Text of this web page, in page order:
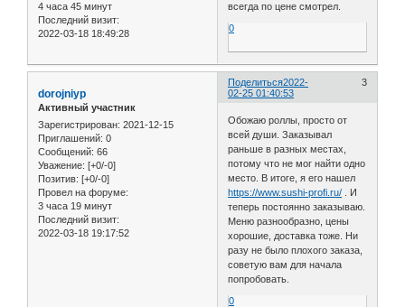
4 часа 45 минут
Последний визит:
2022-03-18 18:49:28
всегда по цене смотрел.
0
Поделиться 3
2022-
02-25 01:40:53
dorojniyp
Активный участник
Зарегистрирован: 2021-12-15
Приглашений: 0
Сообщений: 66
Уважение: [+0/-0]
Позитив: [+0/-0]
Провел на форуме:
3 часа 19 минут
Последний визит:
2022-03-18 19:17:52
Обожаю роллы, просто от
всей души. Заказывал
раньше в разных местах,
потому что не мог найти одно
место. В итоге, я его нашел
https://www.sushi-profi.ru/ . И
теперь постоянно заказываю.
Меню разнообразно, цены
хорошие, доставка тоже. Ни
разу не было плохого заказа,
советую вам для начала
попробовать.
0